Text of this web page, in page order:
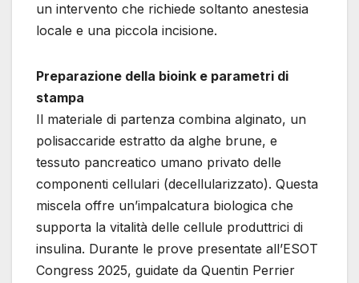
un intervento che richiede soltanto anestesia
locale e una piccola incisione.
Preparazione della bioink e parametri di
stampa
Il materiale di partenza combina alginato, un
polisaccaride estratto da alghe brune, e
tessuto pancreatico umano privato delle
componenti cellulari (decellularizzato). Questa
miscela offre un’impalcatura biologica che
supporta la vitalità delle cellule produttrici di
insulina. Durante le prove presentate all’ESOT
Congress 2025, guidate da Quentin Perrier